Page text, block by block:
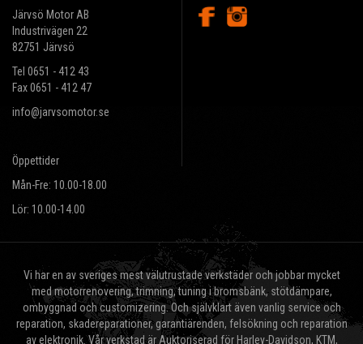
Järvsö Motor AB
Industrivägen 22
82751 Järvsö
Tel 0651 - 412 43
Fax 0651 - 412 47
info@jarvsomotor.se
Öppettider
Mån-Fre: 10.00-18.00
Lör: 10.00-14.00
Vi har en av sveriges mest välutrustade verkstäder och jobbar mycket
med motorrenovering, trimning, tuning i bromsbänk, stötdämpare,
ombyggnad och customizering. Och självklart även vanlig service och
reparation, skadereparationer, garantiärenden, felsökning och reparation
av elektronik. Vår verkstad är Auktoriserad för Harley-Davidson, KTM,